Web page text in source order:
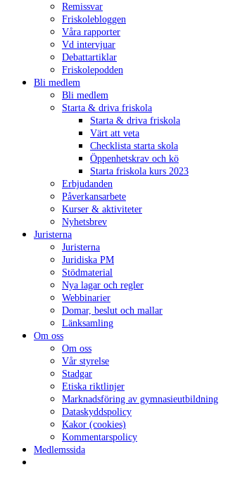
Remissvar
Friskolebloggen
Våra rapporter
Vd intervjuar
Debattartiklar
Friskolepodden
Bli medlem
Bli medlem
Starta & driva friskola
Starta & driva friskola
Värt att veta
Checklista starta skola
Öppenhetskrav och kö
Starta friskola kurs 2023
Erbjudanden
Påverkansarbete
Kurser & aktiviteter
Nyhetsbrev
Juristerna
Juristerna
Juridiska PM
Stödmaterial
Nya lagar och regler
Webbinarier
Domar, beslut och mallar
Länksamling
Om oss
Om oss
Vår styrelse
Stadgar
Etiska riktlinjer
Marknadsföring av gymnasieutbildning
Dataskyddspolicy
Kakor (cookies)
Kommentarspolicy
Medlemssida